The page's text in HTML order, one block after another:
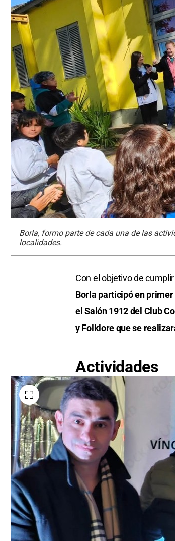
Borla, formo parte de cada una de las
localidades.
Con el objetivo de
Borla participó en
el Salón 1912 del Club
y Folklore que se
Actividades